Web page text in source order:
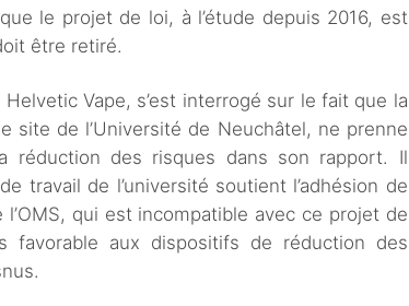
le projet de loi, à l’étude depuis 2016, est
être retiré.
Vape, s’est interrogé sur le fait que la
site de l’Université de Neuchâtel, ne prenne
réduction des risques dans son rapport. Il
travail de l’université soutient l’adhésion de
qui est incompatible avec ce projet de
favorable aux dispositifs de réduction des